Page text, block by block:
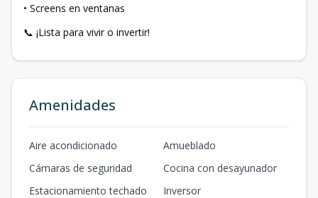
• Screens en ventanas
📞 ¡Lista para vivir o invertir!
Amenidades
Aire acondicionado
Amueblado
Cámaras de seguridad
Cocina con desayunador
Estacionamiento techado
Inversor